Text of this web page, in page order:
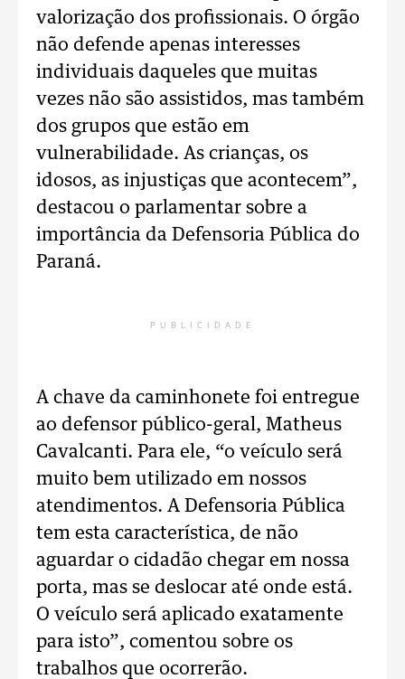
valorização dos profissionais. O órgão
não defende apenas interesses
individuais daqueles que muitas
vezes não são assistidos, mas também
dos grupos que estão em
vulnerabilidade. As crianças, os
idosos, as injustiças que acontecem”,
destacou o parlamentar sobre a
importância da Defensoria Pública do
Paraná.
PUBLICIDADE
A chave da caminhonete foi entregue
ao defensor público-geral, Matheus
Cavalcanti. Para ele, “o veículo será
muito bem utilizado em nossos
atendimentos. A Defensoria Pública
tem esta característica, de não
aguardar o cidadão chegar em nossa
porta, mas se deslocar até onde está.
O veículo será aplicado exatamente
para isto”, comentou sobre os
trabalhos que ocorrerão.